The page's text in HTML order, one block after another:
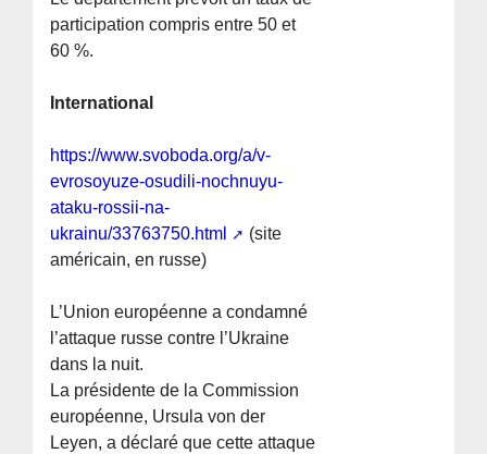
participation compris entre 50 et
60 %.
International
https://www.svoboda.org/a/v-
evrosoyuze-osudili-nochnuyu-
ataku-rossii-na-
ukrainu/33763750.html
(site
américain, en russe)
L’Union européenne a condamné
l’attaque russe contre l’Ukraine
dans la nuit.
La présidente de la Commission
européenne, Ursula von der
Leyen, a déclaré que cette attaque